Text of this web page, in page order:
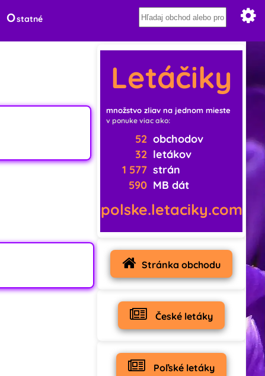
Ostatné
Letáčiky
množstvo zliav na jednom mieste
v ponuke viac ako:
52 obchodov
32 letákov
1 577 strán
590 MB dát
polske.letaciky.com
Stránka obchodu
České letáky
Poľské letáky